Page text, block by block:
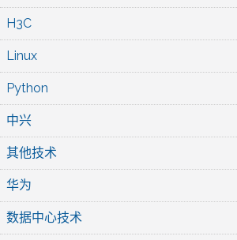
H3C
Linux
Python
中兴
其他技术
华为
数据中心技术